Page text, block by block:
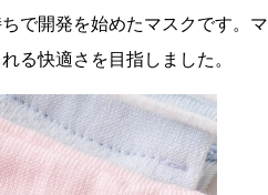
で開発を始めたマスクです。マ
る快適さを目指しました。